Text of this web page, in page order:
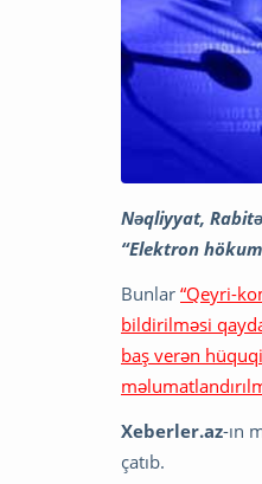
Nəqliyyat,
“Elektron
Bunlar “Qeyri-
bildirilməsi
baş verən
Xeberler.az-ın
çatıb.